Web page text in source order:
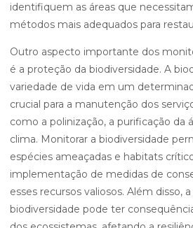
identifiquem as áreas que
métodos mais adequados para
Outro aspecto importante dos
é a proteção da biodiversidade. A
variedade de vida em um
crucial para a manutenção dos
como a polinização, a purificação da
clima. Monitorar a biodiversidade
espécies ameaçadas e habitats
implementação de medidas de
esses recursos valiosos. Além disso,
biodiversidade pode ter